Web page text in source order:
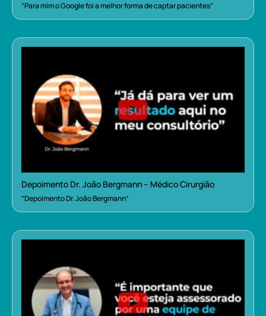
“Para mim o Google foi a melhor forma de captar pacientes”
Depoimento Dr. João Bergmann – Médico Cirurgião
“Depoimento Dr. João Bergmann”